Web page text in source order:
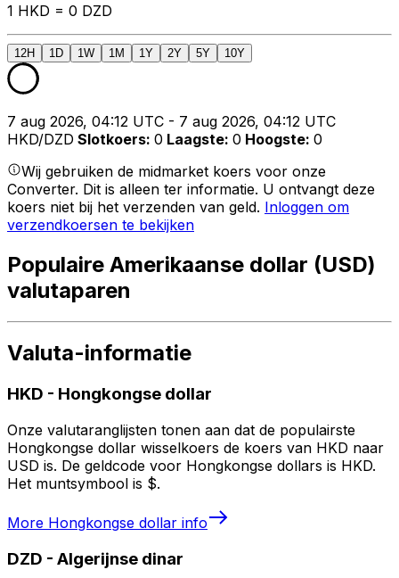
1 HKD = 0 DZD
12H 1D 1W 1M 1Y 2Y 5Y 10Y
7 aug 2026, 04:12 UTC - 7 aug 2026, 04:12 UTC
HKD/DZD Slotkoers: 0 Laagste: 0 Hoogste: 0
Wij gebruiken de midmarket koers voor onze
Converter. Dit is alleen ter informatie. U ontvangt deze
koers niet bij het verzenden van geld. Inloggen om
verzendkoersen te bekijken
Populaire Amerikaanse dollar (USD)
valutaparen
Valuta-informatie
HKD - Hongkongse dollar
Onze valutaranglijsten tonen aan dat de populairste
Hongkongse dollar wisselkoers de koers van HKD naar
USD is. De geldcode voor Hongkongse dollars is HKD.
Het muntsymbool is $.
More Hongkongse dollar info
DZD - Algerijnse dinar